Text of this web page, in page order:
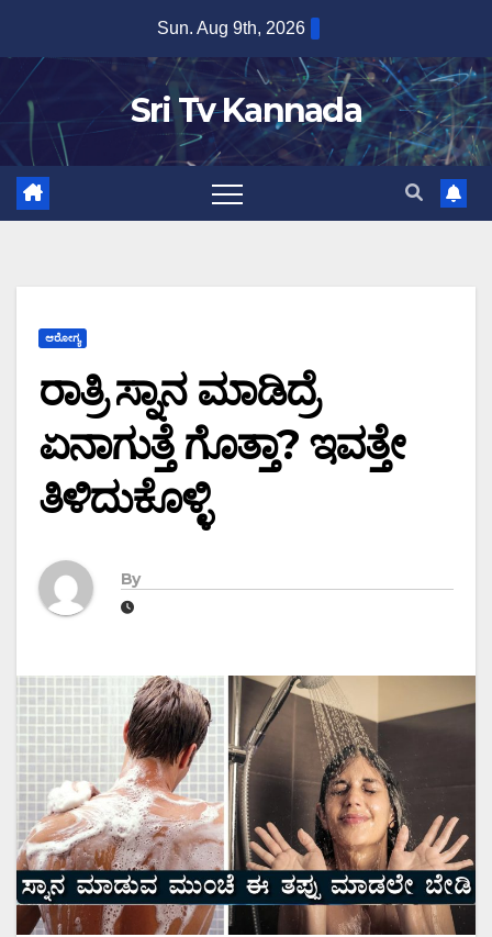
content
Sun. Aug 9th, 2026
Sri Tv Kannada
ಆರೋಗ್ಯ
ರಾತ್ರಿ ಸ್ನಾನ ಮಾಡಿದ್ರೆ
ಏನಾಗುತ್ತೆ ಗೊತ್ತಾ? ಇವತ್ತೇ
ತಿಳಿದುಕೊಳ್ಳಿ
By